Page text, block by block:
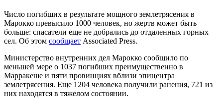
Число погибших в результате мощного землетрясения в
Марокко превысило 1000 человек, но жертв может быть
больше: спасатели еще не добрались до отдаленных горных
сел. Об этом сообщает Associated Press.
Министерство внутренних дел Марокко сообщило по
меньшей мере о 1037 погибших преимущественно в
Марракеше и пяти провинциях вблизи эпицентра
землетрясения. Еще 1204 человека получили ранения, 721 из
них находятся в тяжелом состоянии.